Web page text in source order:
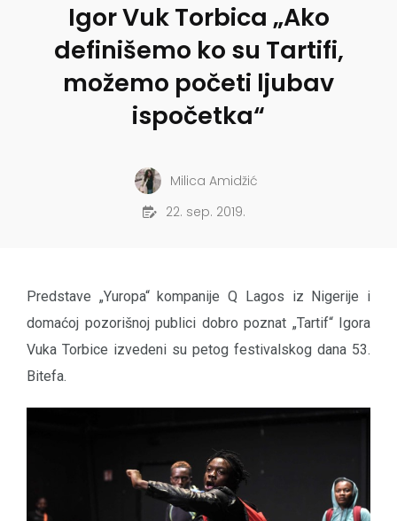
Igor Vuk Torbica „Ako
definišemo ko su Tartifi,
možemo početi ljubav
ispočetka“
Milica Amidžić
22. sep. 2019.
Predstave „Yuropa“ kompanije Q Lagos iz Nigerije i
domaćoj pozorišnoj publici dobro poznat „Tartif“ Igora
Vuka Torbice izvedeni su petog festivalskog dana 53.
Bitefa.